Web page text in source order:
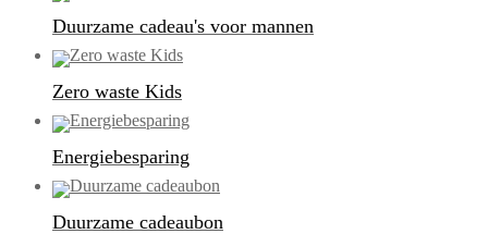
Duurzame cadeau's voor mannen
Zero waste Kids
Energiebesparing
Duurzame cadeaubon